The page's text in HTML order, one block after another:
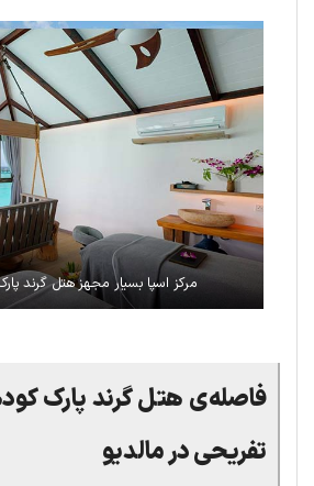
مرکز اسپا بسیار مجهز هتل گرند
فاصله‌ی هتل گرند پارک
تفریحی در مالدیو